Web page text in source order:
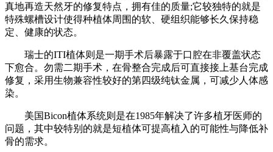
真地再造天然牙的修复特点，拥有佳的质量;它较独特的就是
特殊螺槽设计使得种植体周围的软、硬组织能够长久保持稳
定、健康的状态。
瑞士的ITI植体则是一期手术后暴露于口腔在非覆盖状态
下愈合。勿需二期手术，在骨整合完成后可直接接上基台完成
修复，采用生物兼容性较好的第四级纯钛金属，可减少人体感
染。
美国Bicon植体系统则是在1985年解决了许多植牙医师的
问题，其中较特别的就是短植体可提高植入的可能性与降低补
骨的需求。